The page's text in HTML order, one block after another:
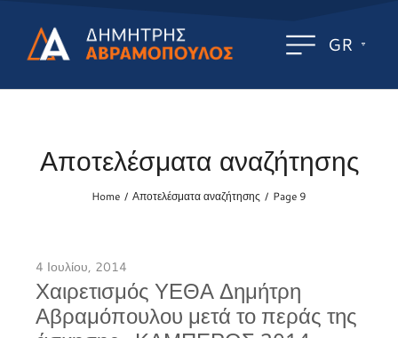
GR
Αποτελέσματα αναζήτησης
Home / Αποτελέσματα αναζήτησης / Page 9
4 Ιουλίου, 2014
Χαιρετισμός ΥΕΘΑ Δημήτρη
Αβραμόπουλου μετά το περάς της